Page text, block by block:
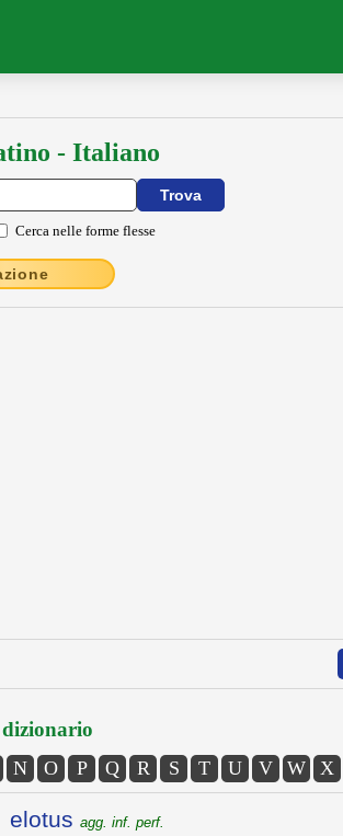
- Italiano
Cerca nelle forme flesse
N O P Q R S T U V W X
elotus agg. inf. perf.